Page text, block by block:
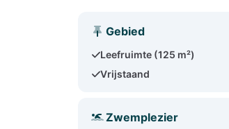
Gebied
Leefruimte (125 m²)
Vrijstaand
Zwemplezier